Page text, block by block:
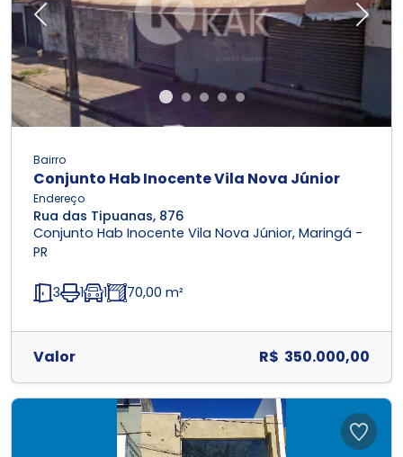
Previous Next
Bairro
Conjunto Hab Inocente Vila Nova Júnior
Endereço
Rua das Tipuanas, 876
Conjunto Hab Inocente Vila Nova Júnior, Maringá -
PR
3 1 1 70,00 m²
Valor R$ 350.000,00